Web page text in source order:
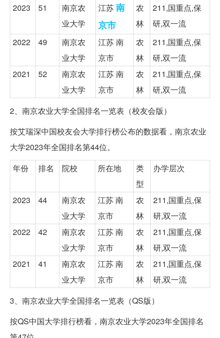
2023 51
南京农
业大学
江苏南
京市
农
林
211,国重点,保
研,双一流
2022
49
南京农
业大学
江苏 南
京市
农
林
211,国重点,保
研,双一流
2021
52
南京农
业大学
江苏 南
京市
农
林
211,国重点,保
研,双一流
2、南京农业大学全国排名一览表（校友会版）
按艾瑞深中国校友会大学排行榜公布的数据看，南京农业
大学2023年全国排名第44位。
年份
排名 院校 所在地
类
型
办学层次
2023 44
南京农
业大学
江苏 南
京市
农
林
211,国重点,保
研,双一流
2022
42
南京农
业大学
江苏 南
京市
农
林
211,国重点,保
研,双一流
2021
41
南京农
业大学
江苏 南
京市
农
林
211,国重点,保
研,双一流
3、南京农业大学全国排名一览表（QS版）
按QS中国大学排行榜看，南京农业大学2023年全国排名